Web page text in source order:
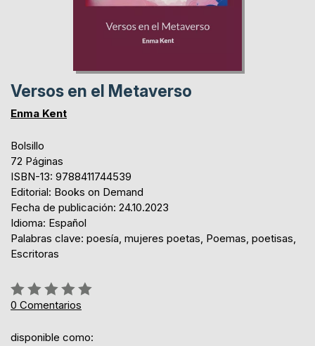
Versos en el Metaverso
Enma Kent
Bolsillo
72 Páginas
ISBN-13: 9788411744539
Editorial: Books on Demand
Fecha de publicación: 24.10.2023
Idioma: Español
Palabras clave: poesía, mujeres poetas, Poemas, poetisas,
Escritoras
Rating:
0%
0 Comentarios
disponible como: